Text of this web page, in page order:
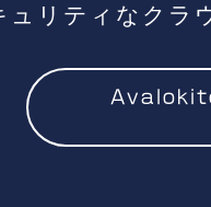
ュリティなクラ
Avalokite